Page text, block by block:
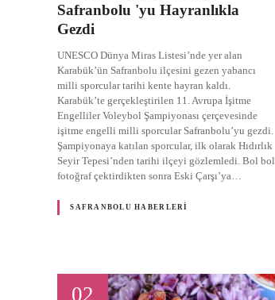
Safranbolu 'yu Hayranlıkla
Gezdi
UNESCO Dünya Miras Listesi’nde yer alan
Karabük’ün Safranbolu ilçesini gezen yabancı
milli sporcular tarihi kente hayran kaldı.
Karabük’te gerçekleştirilen 11. Avrupa İşitme
Engelliler Voleybol Şampiyonası çerçevesinde
işitme engelli milli sporcular Safranbolu’yu gezdi.
Şampiyonaya katılan sporcular, ilk olarak Hıdırlık
Seyir Tepesi’nden tarihi ilçeyi gözlemledi. Bol bol
fotoğraf çektirdikten sonra Eski Çarşı’ya…
SAFRANBOLU HABERLERI
02